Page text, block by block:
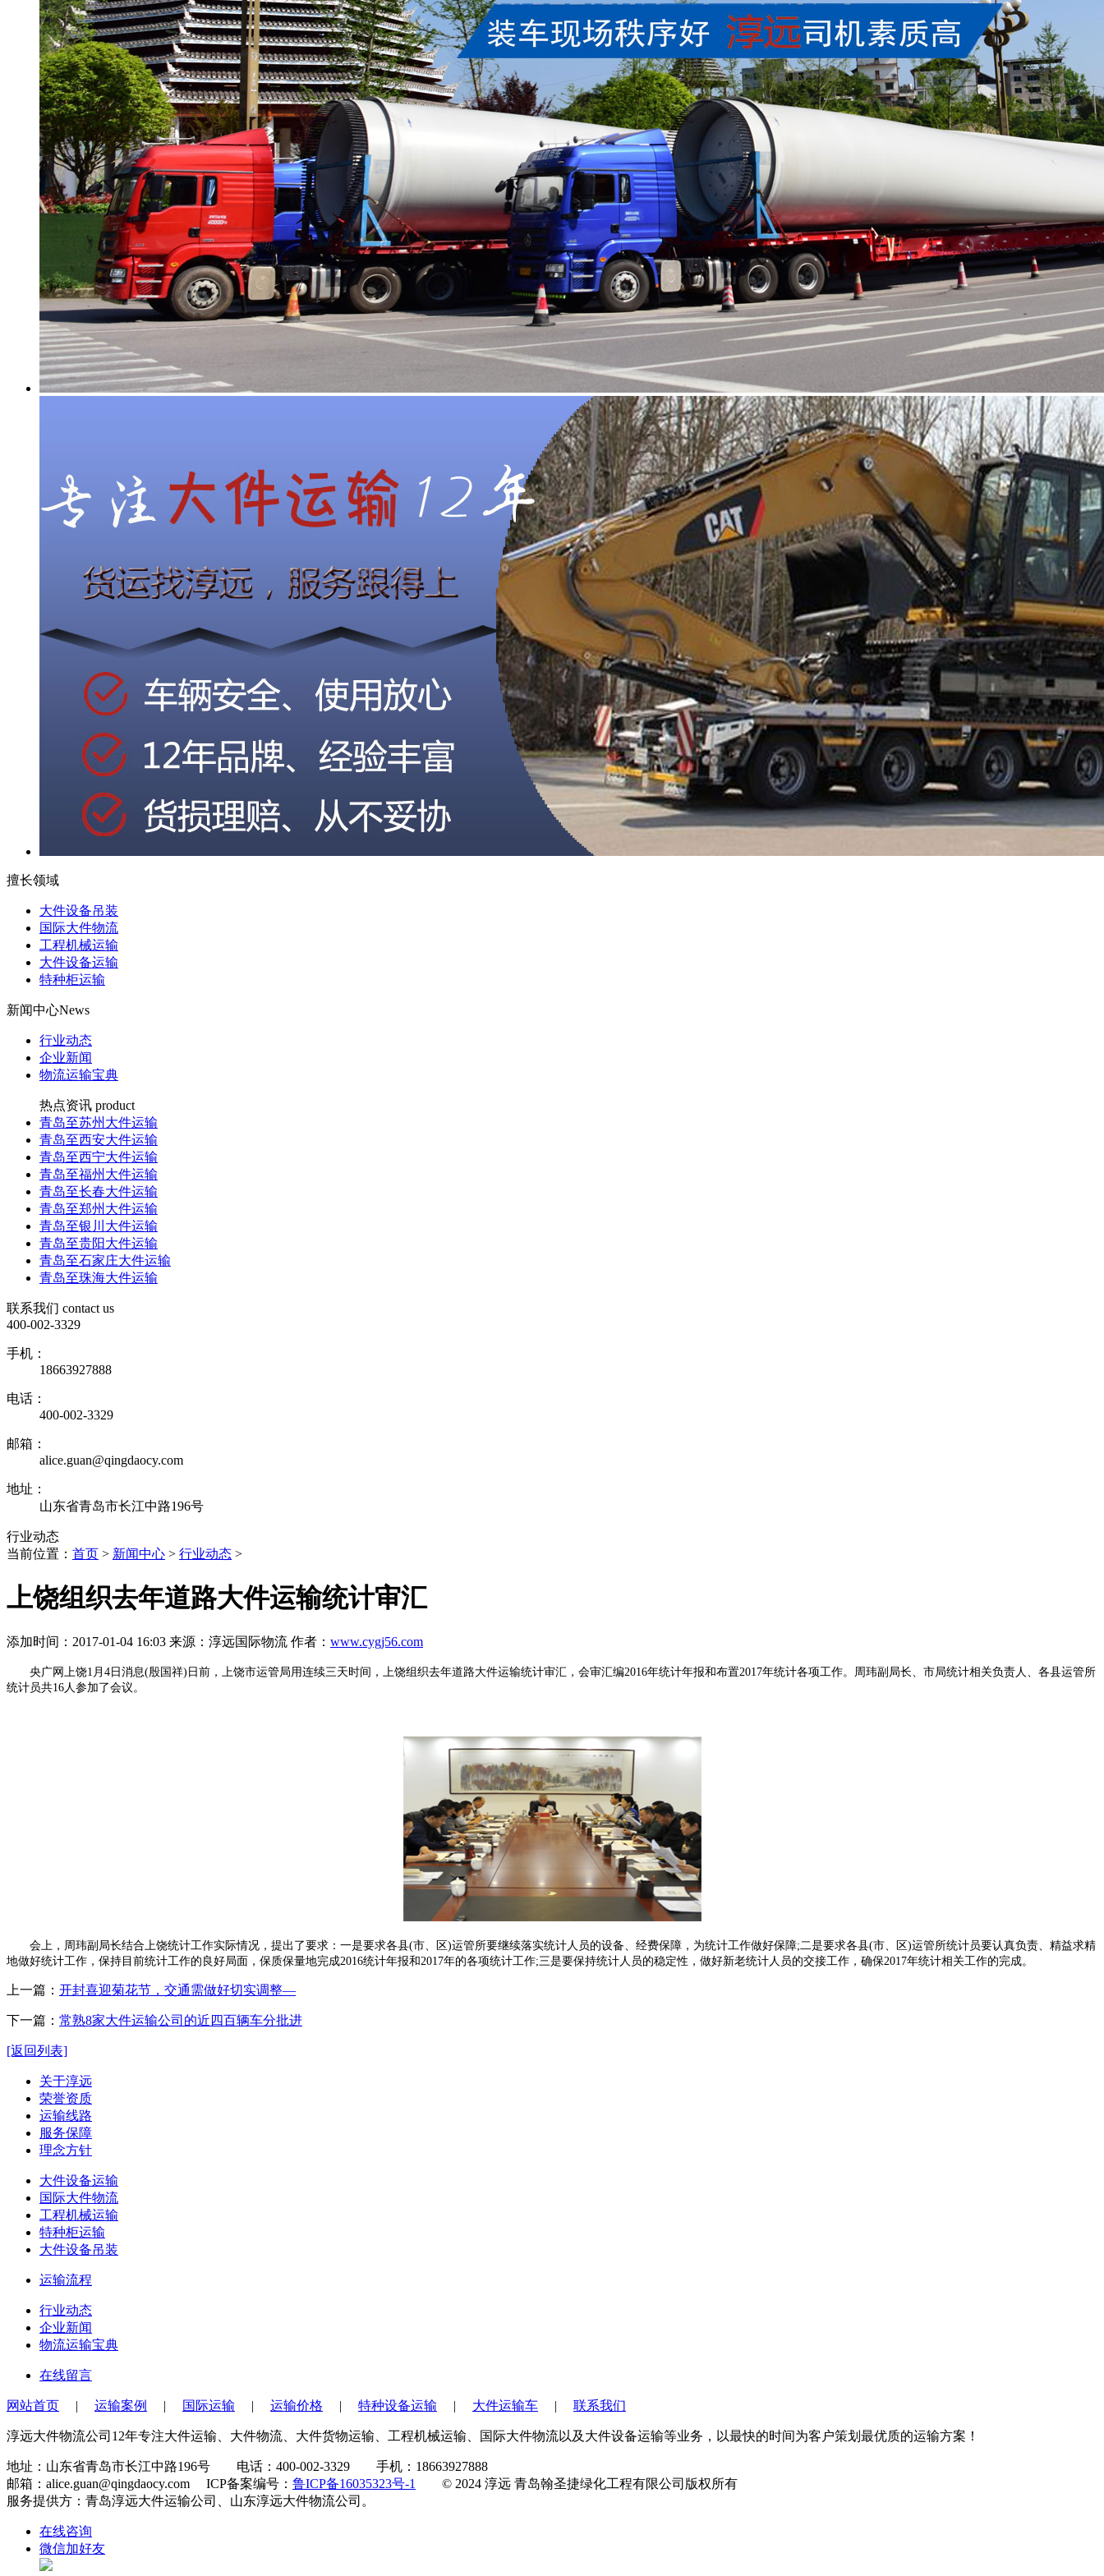
擅长领域
大件设备吊装
国际大件物流
工程机械运输
大件设备运输
特种柜运输
新闻中心News
行业动态
企业新闻
物流运输宝典
热点资讯 product
青岛至苏州大件运输
青岛至西安大件运输
青岛至西宁大件运输
青岛至福州大件运输
青岛至长春大件运输
青岛至郑州大件运输
青岛至银川大件运输
青岛至贵阳大件运输
青岛至石家庄大件运输
青岛至珠海大件运输
联系我们 contact us
400-002-3329
手机：
18663927888
电话：
400-002-3329
邮箱：
alice.guan@qingdaocy.com
地址：
山东省青岛市长江中路196号
行业动态
当前位置： 首页 > 新闻中心 > 行业动态 >
上饶组织去年道路大件运输统计审汇
添加时间：2017-01-04 16:03 来源：淳远国际物流 作者： www.cygj56.com
央广网上饶1月4日消息(殷国祥)日前，上饶市运管局用连续三天时间，上饶组织去年道路大件运输统计审汇，会审汇编2016年统计年报和布置2017年统计各项工作。周玮副局长、市局统计相关负责人、各县运管所
统计员共16人参加了会议。
会上，周玮副局长结合上饶统计工作实际情况，提出了要求：一是要求各县(市、区)运管所要继续落实统计人员的设备、经费保障，为统计工作做好保障;二是要求各县(市、区)运管所统计员要认真负责、精益求精
地做好统计工作，保持目前统计工作的良好局面，保质保量地完成2016统计年报和2017年的各项统计工作;三是要保持统计人员的稳定性，做好新老统计人员的交接工作，确保2017年统计相关工作的完成。
上一篇： 开封喜迎菊花节，交通需做好切实调整—
下一篇： 常熟8家大件运输公司的近四百辆车分批进
[返回列表]
关于淳远
荣誉资质
运输线路
服务保障
理念方针
大件设备运输
国际大件物流
工程机械运输
特种柜运输
大件设备吊装
运输流程
行业动态
企业新闻
物流运输宝典
在线留言
网站首页 | 运输案例 | 国际运输 | 运输价格 | 特种设备运输 | 大件运输车 | 联系我们
淳远大件物流公司12年专注大件运输、大件物流、大件货物运输、工程机械运输、国际大件物流以及大件设备运输等业务，以最快的时间为客户策划最优质的运输方案！
地址：山东省青岛市长江中路196号 电话：400-002-3329 手机：18663927888
邮箱：alice.guan@qingdaocy.com ICP备案编号： 鲁ICP备16035323号-1
© 2024 淳远 青岛翰圣捷绿化工程有限公司版权所有
服务提供方：青岛淳远大件运输公司、山东淳远大件物流公司。
在线咨询
微信加好友